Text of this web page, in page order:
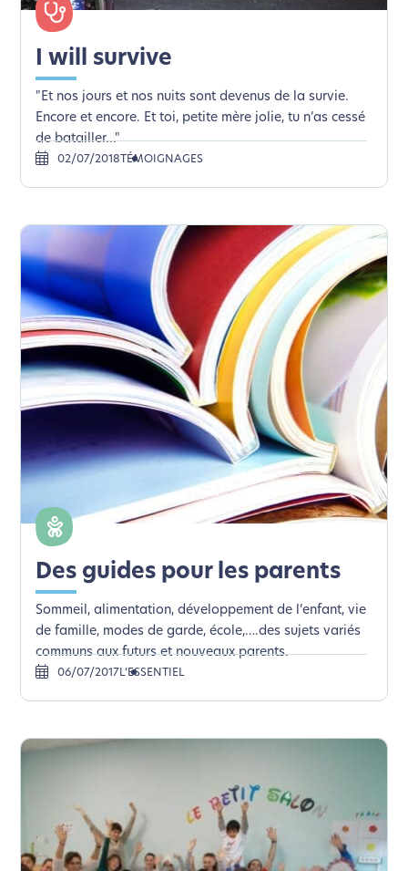
I will survive
"Et nos jours et nos nuits sont devenus de la survie.
Encore et encore. Et toi, petite mère jolie, tu n’as cessé
de batailler..."
02/07/2018 TÉMOIGNAGES
Des guides pour les parents
Sommeil, alimentation, développement de l’enfant, vie
de famille, modes de garde, école,….des sujets variés
communs aux futurs et nouveaux parents.
06/07/2017L’ESSENTIEL